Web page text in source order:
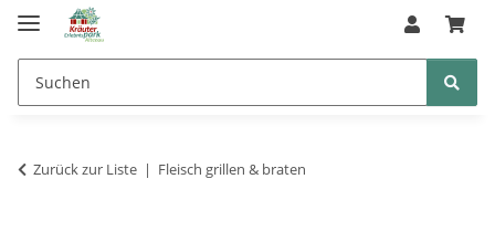
Zurück zur Liste Fleisch grillen & braten